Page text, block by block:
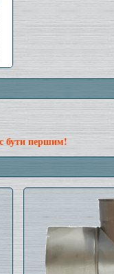
бути першим!